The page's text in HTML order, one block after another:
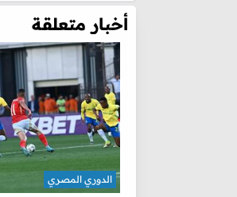
أخبار متعلقة
الدوري المصري